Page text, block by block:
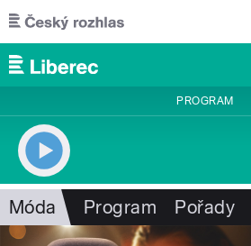
Přejít k hlavnímu obsahu
PROGRAM
Móda Program Pořady